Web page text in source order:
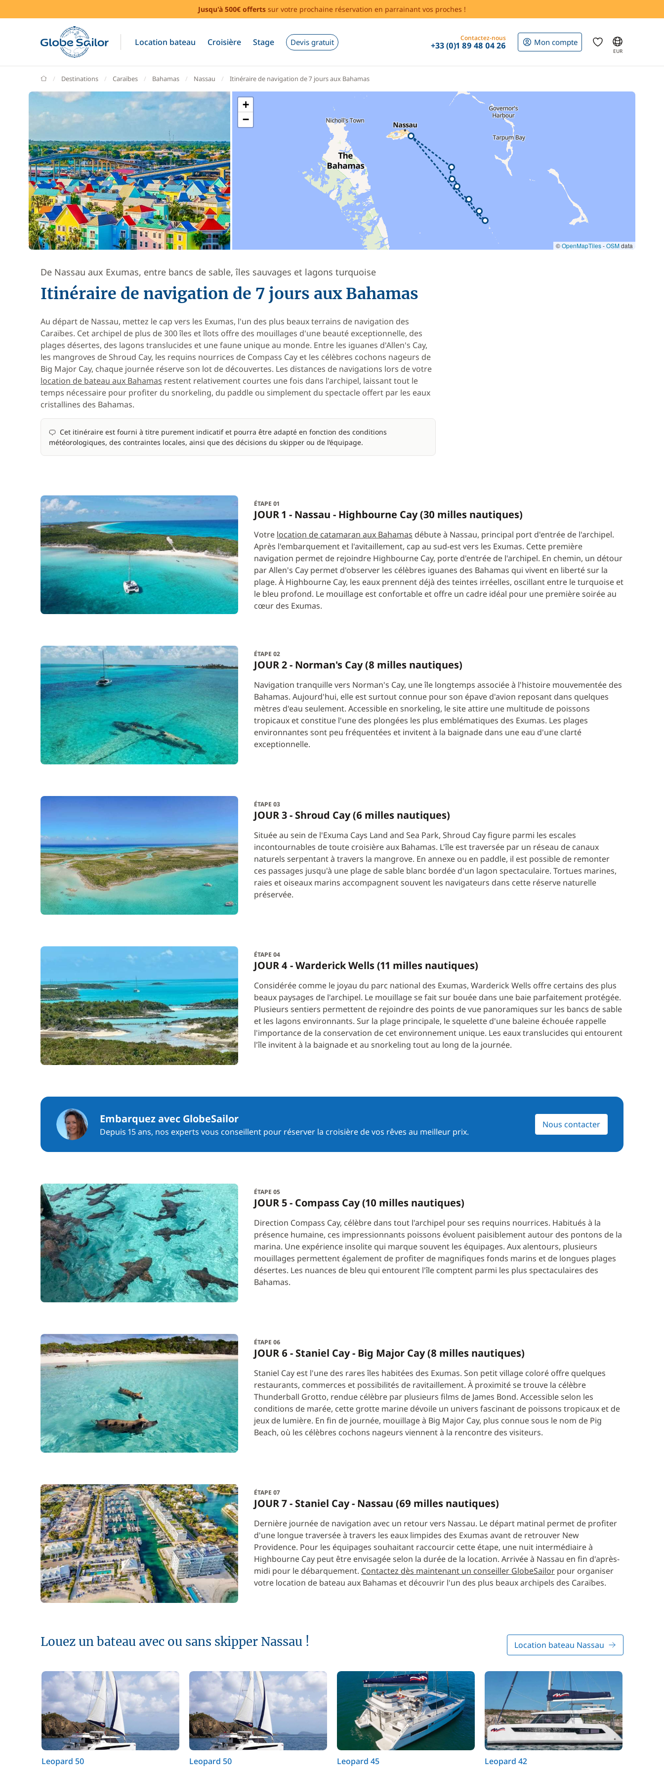
Jusqu'à 500€ offerts sur votre prochaine réservation en parrainant vos proches !
Location bateau Croisière Stage Devis gratuit Contactez-nous
+33 (0)1 89 48 04 26 Mon compte
EUR
GlobeSailor
Destinations Caraïbes Bahamas Nassau Itinéraire de navigation de 7 jours aux Bahamas
+
−
©OpenMapTiles-OSMdata
De Nassau aux Exumas, entre bancs de sable, îles sauvages et lagons turquoise
Itinéraire de navigation de 7 jours aux Bahamas
Au départ de Nassau, mettez le cap vers les Exumas, l'un des plus beaux terrains de navigation des
Caraïbes. Cet archipel de plus de 300 îles et îlots offre des mouillages d'une beauté exceptionnelle, des
plages désertes, des lagons translucides et une faune unique au monde. Entre les iguanes d'Allen's Cay,
les mangroves de Shroud Cay, les requins nourrices de Compass Cay et les célèbres cochons nageurs de
Big Major Cay, chaque journée réserve son lot de découvertes. Les distances de navigations lors de votre
location de bateau aux Bahamas restent relativement courtes une fois dans l'archipel, laissant tout le
temps nécessaire pour profiter du snorkeling, du paddle ou simplement du spectacle offert par les eaux
cristallines des Bahamas.
Cet itinéraire est fourni à titre purement indicatif et pourra être adapté en fonction des conditions
météorologiques, des contraintes locales, ainsi que des décisions du skipper ou de l’équipage.
ÉTAPE 01
JOUR 1 - Nassau - Highbourne Cay (30 milles nautiques)
Votre location de catamaran aux Bahamas débute à Nassau, principal port d'entrée de l'archipel.
Après l'embarquement et l'avitaillement, cap au sud-est vers les Exumas. Cette première
navigation permet de rejoindre Highbourne Cay, porte d'entrée de l'archipel. En chemin, un détour
par Allen's Cay permet d'observer les célèbres iguanes des Bahamas qui vivent en liberté sur la
plage. À Highbourne Cay, les eaux prennent déjà des teintes irréelles, oscillant entre le turquoise et
le bleu profond. Le mouillage est confortable et offre un cadre idéal pour une première soirée au
cœur des Exumas.
ÉTAPE 02
JOUR 2 - Norman's Cay (8 milles nautiques)
Navigation tranquille vers Norman's Cay, une île longtemps associée à l'histoire mouvementée des
Bahamas. Aujourd'hui, elle est surtout connue pour son épave d'avion reposant dans quelques
mètres d'eau seulement. Accessible en snorkeling, le site attire une multitude de poissons
tropicaux et constitue l'une des plongées les plus emblématiques des Exumas. Les plages
environnantes sont peu fréquentées et invitent à la baignade dans une eau d'une clarté
exceptionnelle.
ÉTAPE 03
JOUR 3 - Shroud Cay (6 milles nautiques)
Située au sein de l'Exuma Cays Land and Sea Park, Shroud Cay figure parmi les escales
incontournables de toute croisière aux Bahamas. L'île est traversée par un réseau de canaux
naturels serpentant à travers la mangrove. En annexe ou en paddle, il est possible de remonter
ces passages jusqu'à une plage de sable blanc bordée d'un lagon spectaculaire. Tortues marines,
raies et oiseaux marins accompagnent souvent les navigateurs dans cette réserve naturelle
préservée.
ÉTAPE 04
JOUR 4 - Warderick Wells (11 milles nautiques)
Considérée comme le joyau du parc national des Exumas, Warderick Wells offre certains des plus
beaux paysages de l'archipel. Le mouillage se fait sur bouée dans une baie parfaitement protégée.
Plusieurs sentiers permettent de rejoindre des points de vue panoramiques sur les bancs de sable
et les lagons environnants. Sur la plage principale, le squelette d'une baleine échouée rappelle
l'importance de la conservation de cet environnement unique. Les eaux translucides qui entourent
l'île invitent à la baignade et au snorkeling tout au long de la journée.
Embarquez avec GlobeSailor
Depuis 15 ans, nos experts vous conseillent pour réserver la croisière de vos rêves au meilleur prix.
Nous contacter
ÉTAPE 05
JOUR 5 - Compass Cay (10 milles nautiques)
Direction Compass Cay, célèbre dans tout l'archipel pour ses requins nourrices. Habitués à la
présence humaine, ces impressionnants poissons évoluent paisiblement autour des pontons de la
marina. Une expérience insolite qui marque souvent les équipages. Aux alentours, plusieurs
mouillages permettent également de profiter de magnifiques fonds marins et de longues plages
désertes. Les nuances de bleu qui entourent l'île comptent parmi les plus spectaculaires des
Bahamas.
ÉTAPE 06
JOUR 6 - Staniel Cay - Big Major Cay (8 milles nautiques)
Staniel Cay est l'une des rares îles habitées des Exumas. Son petit village coloré offre quelques
restaurants, commerces et possibilités de ravitaillement. À proximité se trouve la célèbre
Thunderball Grotto, rendue célèbre par plusieurs films de James Bond. Accessible selon les
conditions de marée, cette grotte marine dévoile un univers fascinant de poissons tropicaux et de
jeux de lumière. En fin de journée, mouillage à Big Major Cay, plus connue sous le nom de Pig
Beach, où les célèbres cochons nageurs viennent à la rencontre des visiteurs.
ÉTAPE 07
JOUR 7 - Staniel Cay - Nassau (69 milles nautiques)
Dernière journée de navigation avec un retour vers Nassau. Le départ matinal permet de profiter
d'une longue traversée à travers les eaux limpides des Exumas avant de retrouver New
Providence. Pour les équipages souhaitant raccourcir cette étape, une nuit intermédiaire à
Highbourne Cay peut être envisagée selon la durée de la location. Arrivée à Nassau en fin d'après-
midi pour le débarquement. Contactez dès maintenant un conseiller GlobeSailor pour organiser
votre location de bateau aux Bahamas et découvrir l'un des plus beaux archipels des Caraïbes.
Louez un bateau avec ou sans skipper Nassau ! Location bateau Nassau
Leopard 50 Leopard 50 Leopard 45 Leopard 42